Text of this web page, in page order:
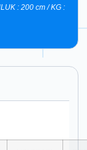
: 200 cm / KG :